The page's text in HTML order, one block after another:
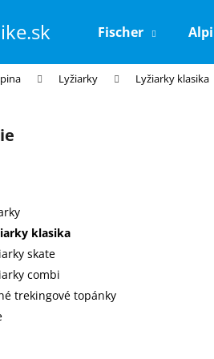
Fischer
Lyžiarky Lyžiarky klasika
klasika
skate
combi
trekingové topánky